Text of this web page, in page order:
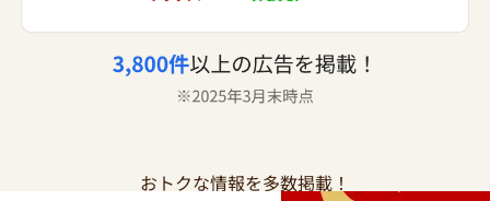
おトクな情報を多数掲載！